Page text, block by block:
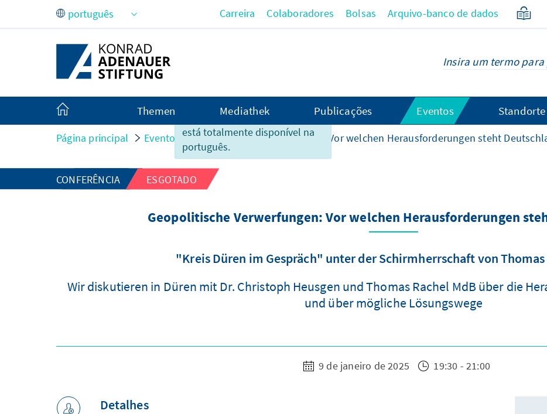
Pular para o Conteúdo principal
Infelizmente este conteúdo não
está totalmente disponível na
português.
Carreira Colaboradores Bolsas Arquivo-banco de dados
Themen Mediathek Publicações Eventos Standorte
Página principal Eventos Geopolitische Verwerfungen: Vor welchen Herausforderungen steht
CONFERÊNCIA ESGOTADO
Geopolitische Verwerfungen: Vor welchen Herausforderungen
"Kreis Düren im Gespräch" unter der Schirmherrschaft von Thomas
Wir diskutieren in Düren mit Dr. Christoph Heusgen und Thomas Rachel MdB über die
und über mögliche Lösungswege
9 de janeiro de 2025 19:30 - 21:00
Detalhes